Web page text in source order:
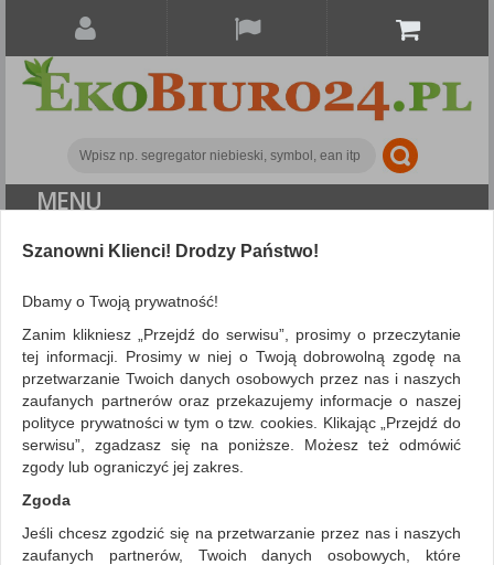
MENU
Archiwizacja dokumentów
ażurowy na dokumenty DONAU, PP, A4, składany, zielony
Szanowni Klienci! Drodzy Państwo!
Dbamy o Twoją prywatność!
Zanim klikniesz „Przejdź do serwisu”, prosimy o przeczytanie
tej informacji. Prosimy w niej o Twoją dobrowolną zgodę na
przetwarzanie Twoich danych osobowych przez nas i naszych
zaufanych partnerów oraz przekazujemy informacje o naszej
polityce prywatności w tym o tzw. cookies. Klikając „Przejdź do
serwisu”, zgadzasz się na poniższe. Możesz też odmówić
zgody lub ograniczyć jej zakres.
Zgoda
Jeśli chcesz zgodzić się na przetwarzanie przez nas i naszych
zaufanych partnerów, Twoich danych osobowych, które